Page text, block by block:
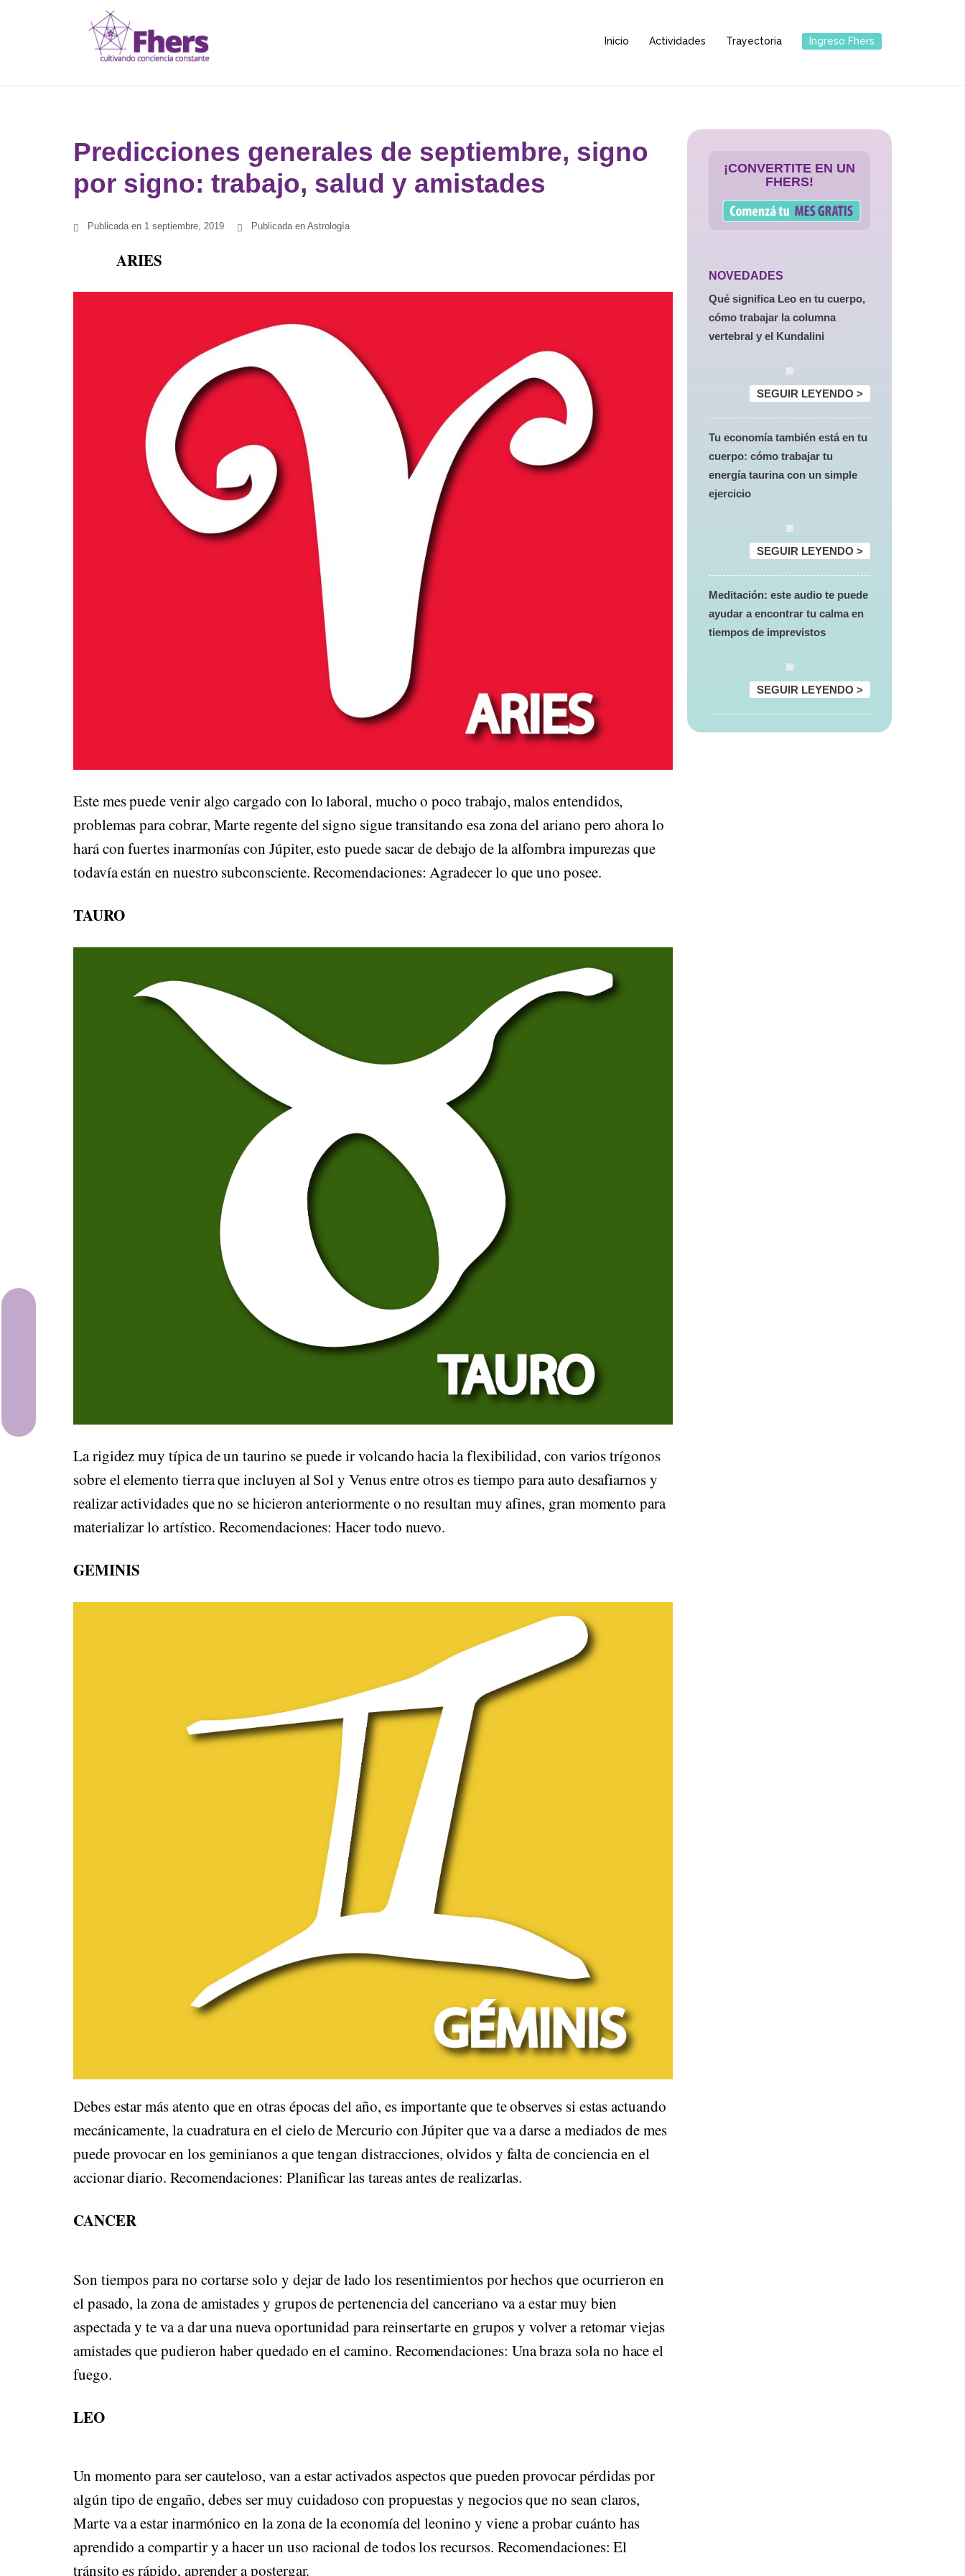
Inicio Actividades Trayectoria Ingreso Fhers
Predicciones generales de septiembre, signo
por signo: trabajo, salud y amistades
Publicada en 1 septiembre, 2019 Publicada en Astrología
ARIES
Este mes puede venir algo cargado con lo laboral, mucho o poco trabajo, malos entendidos,
problemas para cobrar, Marte regente del signo sigue transitando esa zona del ariano pero ahora lo
hará con fuertes inarmonías con Júpiter, esto puede sacar de debajo de la alfombra impurezas que
todavía están en nuestro subconsciente. Recomendaciones: Agradecer lo que uno posee.
TAURO
La rigidez muy típica de un taurino se puede ir volcando hacia la flexibilidad, con varios trígonos
sobre el elemento tierra que incluyen al Sol y Venus entre otros es tiempo para auto desafiarnos y
realizar actividades que no se hicieron anteriormente o no resultan muy afines, gran momento para
materializar lo artístico. Recomendaciones: Hacer todo nuevo.
GEMINIS
Debes estar más atento que en otras épocas del año, es importante que te observes si estas actuando
mecánicamente, la cuadratura en el cielo de Mercurio con Júpiter que va a darse a mediados de mes
puede provocar en los geminianos a que tengan distracciones, olvidos y falta de conciencia en el
accionar diario. Recomendaciones: Planificar las tareas antes de realizarlas.
CANCER
Son tiempos para no cortarse solo y dejar de lado los resentimientos por hechos que ocurrieron en
el pasado, la zona de amistades y grupos de pertenencia del canceriano va a estar muy bien
aspectada y te va a dar una nueva oportunidad para reinsertarte en grupos y volver a retomar viejas
amistades que pudieron haber quedado en el camino. Recomendaciones: Una braza sola no hace el
fuego.
LEO
Un momento para ser cauteloso, van a estar activados aspectos que pueden provocar pérdidas por
algún tipo de engaño, debes ser muy cuidadoso con propuestas y negocios que no sean claros,
Marte va a estar inarmónico en la zona de la economía del leonino y viene a probar cuánto has
aprendido a compartir y a hacer un uso racional de todos los recursos. Recomendaciones: El
tránsito es rápido, aprender a postergar.
¡CONVERTITE EN UN
FHERS!
NOVEDADES
Qué significa Leo en tu cuerpo,
cómo trabajar la columna
vertebral y el Kundalini
SEGUIR LEYENDO >
Tu economía también está en tu
cuerpo: cómo trabajar tu
energía taurina con un simple
ejercicio
SEGUIR LEYENDO >
Meditación: este audio te puede
ayudar a encontrar tu calma en
tiempos de imprevistos
SEGUIR LEYENDO >